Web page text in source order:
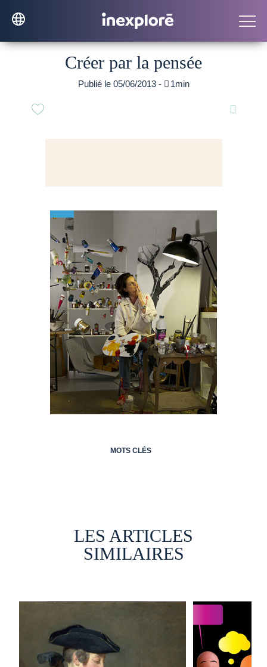
Créer par la pensée
Publié le 05/06/2013 -  1min

MOTS CLÉS
LES ARTICLES
SIMILAIRES